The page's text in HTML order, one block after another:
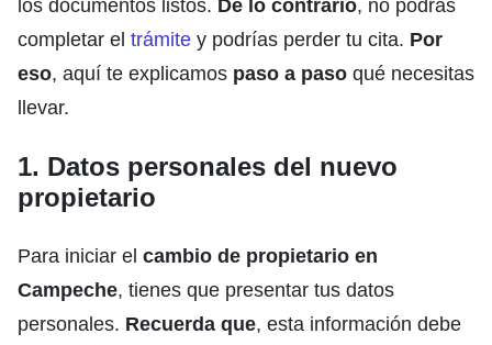
los documentos listos. De lo contrario, no podrás
completar el trámite y podrías perder tu cita. Por
eso, aquí te explicamos paso a paso qué necesitas
llevar.
1. Datos personales del nuevo
propietario
Para iniciar el cambio de propietario en
Campeche, tienes que presentar tus datos
personales. Recuerda que, esta información debe